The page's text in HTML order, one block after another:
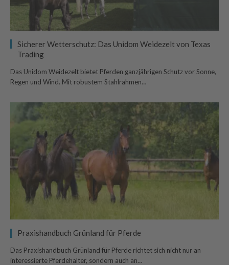
Sicherer Wetterschutz: Das Unidom Weidezelt von Texas
Trading
Das Unidom Weidezelt bietet Pferden ganzjährigen Schutz vor Sonne,
Regen und Wind. Mit robustem Stahlrahmen…
Praxishandbuch Grünland für Pferde
Das Praxishandbuch Grünland für Pferde richtet sich nicht nur an
interessierte Pferdehalter, sondern auch an…